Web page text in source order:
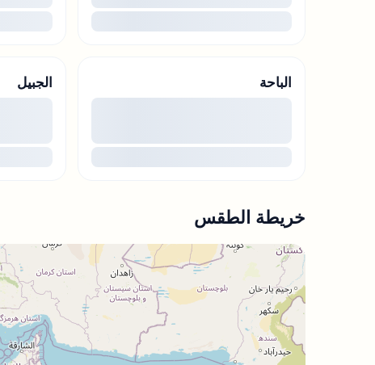
الباحة الجبيل
خريطة الطقس